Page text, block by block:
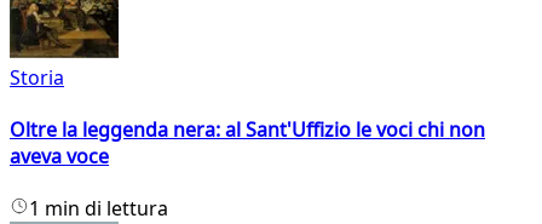
Storia
Oltre la leggenda nera: al Sant'Uffizio le voci chi non
aveva voce
1 min di lettura